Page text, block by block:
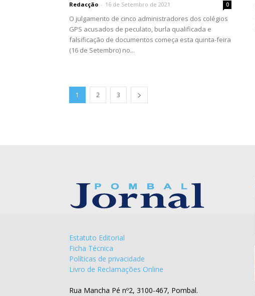
Redacção - 16 de Setembro de 2021 0
O julgamento de cinco administradores dos colégios
GPS acusados de peculato, burla qualificada e
falsificação de documentos começa esta quinta-feira
(16 de Setembro) no...
1 2 3
Estatuto Editorial
Ficha Técnica
Políticas de privacidade
Livro de Reclamações Online
Rua Mancha Pé nº2, 3100-467, Pombal.